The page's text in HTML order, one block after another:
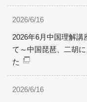
2026/6/16
2026年6月中国理解
て～中国琵琶、二胡
た
2026/6/16